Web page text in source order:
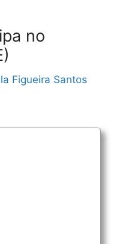
no
Figueira Santos